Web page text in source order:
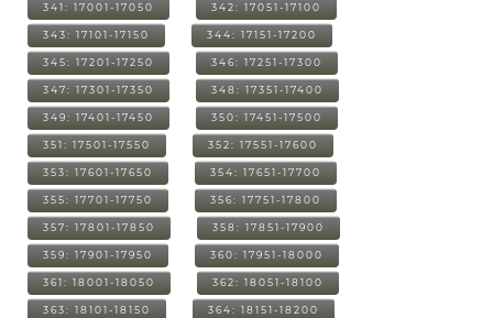
341: 17001-17050 342: 17051-17100
343: 17101-17150 344: 17151-17200
345: 17201-17250 346: 17251-17300
347: 17301-17350 348: 17351-17400
349: 17401-17450 350: 17451-17500
351: 17501-17550 352: 17551-17600
353: 17601-17650 354: 17651-17700
355: 17701-17750 356: 17751-17800
357: 17801-17850 358: 17851-17900
359: 17901-17950 360: 17951-18000
361: 18001-18050 362: 18051-18100
363: 18101-18150 364: 18151-18200